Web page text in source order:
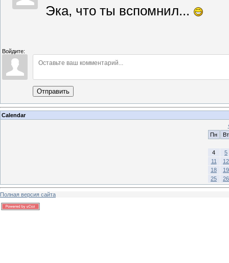
Эка, что ты вспомнил...
Войдите:
Отправить
Calendar
Пн
Вт
4
5
11
12
18
19
25
26
Полная версия сайта